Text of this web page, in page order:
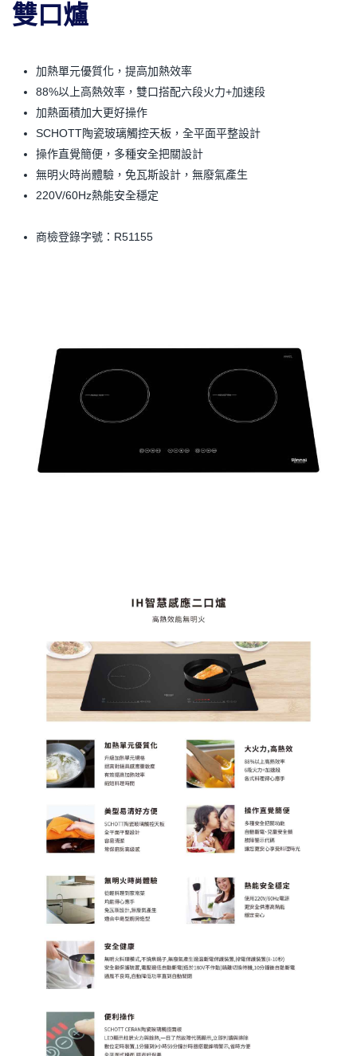
雙口爐
加熱單元優質化，提高加熱效率
88%以上高熱效率，雙口搭配六段火力+加速段
加熱面積加大更好操作
SCHOTT陶瓷玻璃觸控天板，全平面平整設計
操作直覺簡便，多種安全把關設計
無明火時尚體驗，免瓦斯設計，無廢氣產生
220V/60Hz熱能安全穩定
商檢登錄字號：R51155